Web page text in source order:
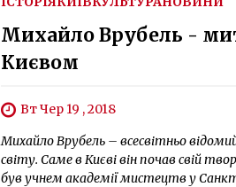
Михайло Врубель -
Києвом
Вт Чер 19 , 2018
Михайло Врубель – всесвітньо
світу. Саме в Києві він почав свій
був учнем академії мистецтв у